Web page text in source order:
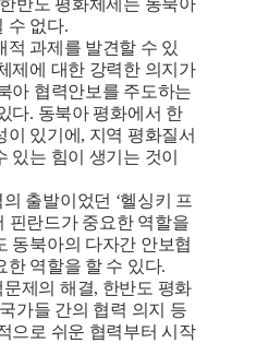
반도 평화체제는 동북아
수 없다.
적 과제를 발견할 수 있
제에 대한 강력한 의지가
아 협력안보를 주도하는
다. 동북아 평화에서 한
있기에, 지역 평화질서
있는 힘이 생기는 것이
출발이었던 ‘헬싱키 프
핀란드가 중요한 역할을
동북아의 다자간 안보협
한 역할을 할 수 있다.
제의 해결, 한반도 평화
가들 간의 협력 의지 등
으로 쉬운 협력부터 시작